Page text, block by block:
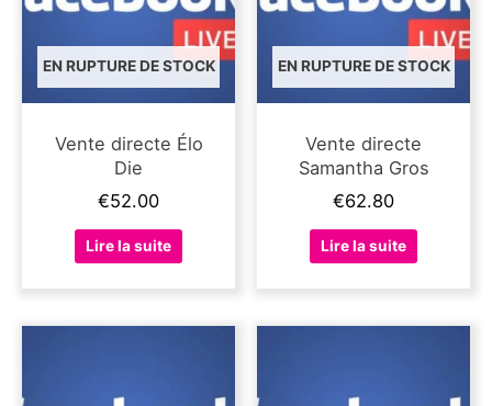
EN RUPTURE DE STOCK
Vente directe Élo
Die
€52.00
Lire la suite
EN RUPTURE DE STOCK
Vente directe
Samantha Gros
€62.80
Lire la suite